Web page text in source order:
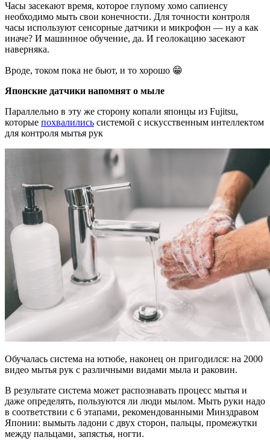
Часы засекают время, которое глупому хомо сапиенсу
необходимо мыть свои конечности. Для точности контроля
часы используют сенсорные датчики и микрофон — ну а как
иначе? И машинное обучение, да. И геолокацию засекают
наверняка.
Вроде, током пока не бьют, и то хорошо 😁
Японские датчики напомнят о мыле
Параллельно в эту же сторону копали японцы из Fujitsu,
которые похвалились системой с искусственным интеллектом
для контроля мытья рук
Обучалась система на ютюбе, наконец он пригодился: на 2000
видео мытья рук с различными видами мыла и раковин.
В результате система может распознавать процесс мытья и
даже определять, пользуются ли люди мылом. Мыть руки надо
в соответствии с 6 этапами, рекомендованными Минздравом
Японии: вымыть ладони с двух сторон, пальцы, промежутки
между пальцами, запястья, ногти.